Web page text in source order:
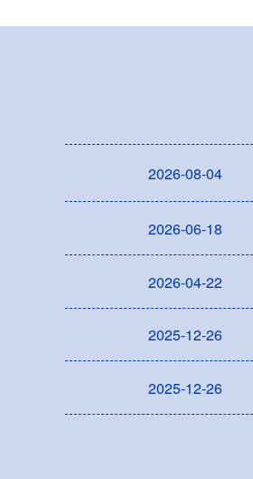
2026-08-04
2026-06-18
2026-04-22
2025-12-26
2025-12-26